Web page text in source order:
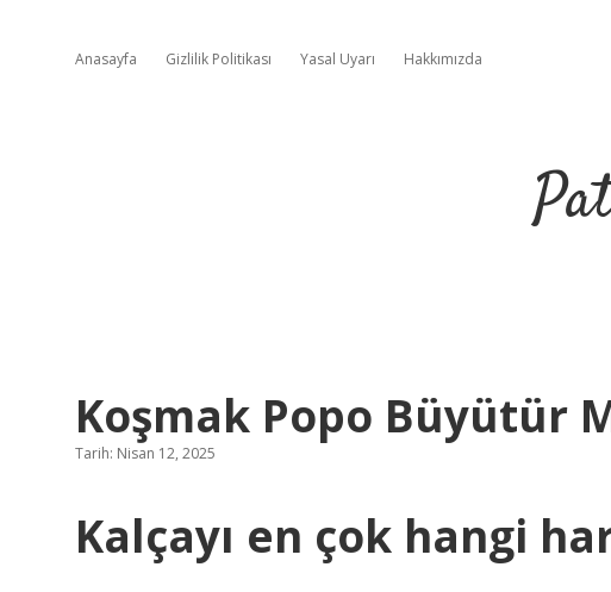
Anasayfa Gizlilik Politikası Yasal Uyarı Hakkımızda
Koşmak Popo Büyütür
Tarih: Nisan 12, 2025
Kalçayı en çok hangi